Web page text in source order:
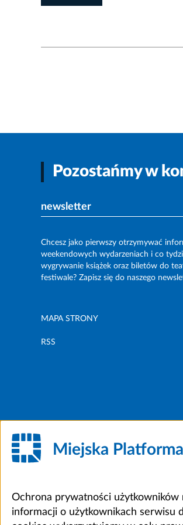
Pozostańmy w
newsletter
Chcesz jako pierwszy otrzymywać
weekendowych wydarzeniach i co
wygrywanie książek oraz biletów do
festiwale? Zapisz się do naszego
MAPA STRONY
RSS
Miejska
Ochrona prywatności użytkowników
informacji o użytkownikach serwisu